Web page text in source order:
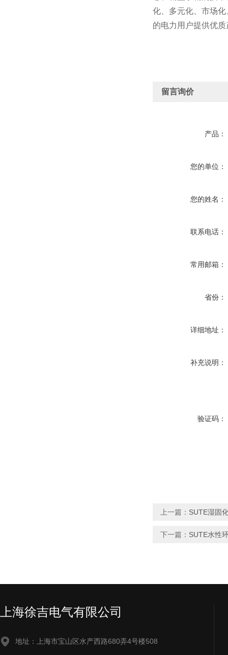
化、多元化、市场
的电力用户提供优质
留言询价
产品：
您的单位：
您的姓名：
联系电话：
常用邮箱：
省份：
详细地址：
补充说明：
验证码：
上一篇： SUTE湿固
下一篇： SUTE水性
上海徐吉电气有限公司
地址：上海市宝山区水产西路680弄4号楼508